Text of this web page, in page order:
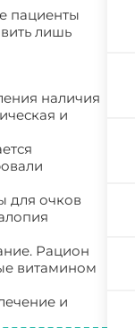
пациенты
лишь
наличия
и
для очков
Рацион
витамином
и